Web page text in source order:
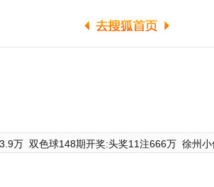
万 双色球148期开奖:头奖11注666万 徐州